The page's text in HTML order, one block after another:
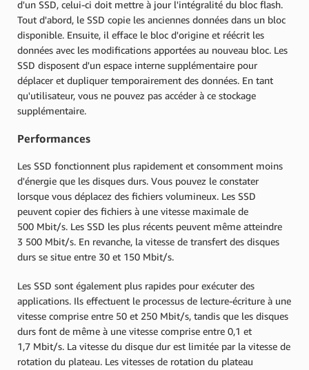
d'un SSD, celui-ci doit mettre à jour l'intégralité du bloc flash.
Tout d'abord, le SSD copie les anciennes données dans un bloc
disponible. Ensuite, il efface le bloc d'origine et réécrit les
données avec les modifications apportées au nouveau bloc. Les
SSD disposent d'un espace interne supplémentaire pour
déplacer et dupliquer temporairement des données. En tant
qu'utilisateur, vous ne pouvez pas accéder à ce stockage
supplémentaire.
Performances
Les SSD fonctionnent plus rapidement et consomment moins
d'énergie que les disques durs. Vous pouvez le constater
lorsque vous déplacez des fichiers volumineux. Les SSD
peuvent copier des fichiers à une vitesse maximale de
500 Mbit/s. Les SSD les plus récents peuvent même atteindre
3 500 Mbit/s. En revanche, la vitesse de transfert des disques
durs se situe entre 30 et 150 Mbit/s.
Les SSD sont également plus rapides pour exécuter des
applications. Ils effectuent le processus de lecture-écriture à une
vitesse comprise entre 50 et 250 Mbit/s, tandis que les disques
durs font de même à une vitesse comprise entre 0,1 et
1,7 Mbit/s. La vitesse du disque dur est limitée par la vitesse de
rotation du plateau. Les vitesses de rotation du plateau